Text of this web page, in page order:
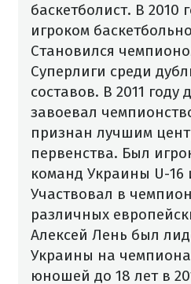
баскетболист. В 2010
игроком
Становился
Суперлиги среди
составов. В 2011 году
завоевал
признан лучшим
первенства. Был
команд Украины U-16
Участвовал в
различных
Алексей Лень был
Украины на
юношей до 18 лет в